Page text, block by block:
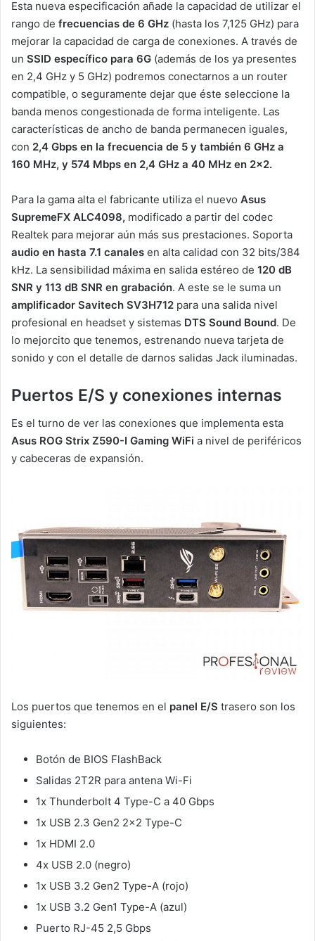
Esta nueva especificación añade la capacidad de utilizar el
rango de frecuencias de 6 GHz (hasta los 7,125 GHz) para
mejorar la capacidad de carga de conexiones. A través de
un SSID específico para 6G (además de los ya presentes
en 2,4 GHz y 5 GHz) podremos conectarnos a un router
compatible, o seguramente dejar que éste seleccione la
banda menos congestionada de forma inteligente. Las
características de ancho de banda permanecen iguales,
con 2,4 Gbps en la frecuencia de 5 y también 6 GHz a
160 MHz, y 574 Mbps en 2,4 GHz a 40 MHz en 2×2.
Para la gama alta el fabricante utiliza el nuevo Asus
SupremeFX ALC4098, modificado a partir del codec
Realtek para mejorar aún más sus prestaciones. Soporta
audio en hasta 7.1 canales en alta calidad con 32 bits/384
kHz. La sensibilidad máxima en salida estéreo de 120 dB
SNR y 113 dB SNR en grabación. A este se le suma un
amplificador Savitech SV3H712 para una salida nivel
profesional en headset y sistemas DTS Sound Bound. De
lo mejorcito que tenemos, estrenando nueva tarjeta de
sonido y con el detalle de darnos salidas Jack iluminadas.
Puertos E/S y conexiones internas
Es el turno de ver las conexiones que implementa esta
Asus ROG Strix Z590-I Gaming WiFi a nivel de periféricos
y cabeceras de expansión.
Los puertos que tenemos en el panel E/S trasero son los
siguientes:
Botón de BIOS FlashBack
Salidas 2T2R para antena Wi-Fi
1x Thunderbolt 4 Type-C a 40 Gbps
1x USB 2.3 Gen2 2×2 Type-C
1x HDMI 2.0
4x USB 2.0 (negro)
1x USB 3.2 Gen2 Type-A (rojo)
1x USB 3.2 Gen1 Type-A (azul)
Puerto RJ-45 2,5 Gbps